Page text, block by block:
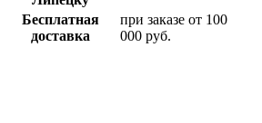
Бесплатная
доставка
при заказе от 100
000 руб.